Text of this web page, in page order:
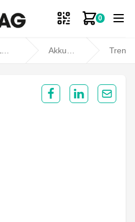
0
Zum
Share on Facebook
Share onShare